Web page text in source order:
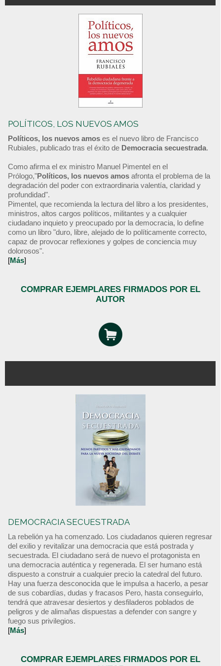
POLÍTICOS, LOS NUEVOS AMOS
Políticos, los nuevos amos es el nuevo libro de Francisco
Rubiales, publicado tras el éxito de Democracia secuestrada.
Como afirma el ex ministro Manuel Pimentel en el
Prólogo,"Políticos, los nuevos amos afronta el problema de la
degradación del poder con extraordinaria valentía, claridad y
profundidad".
Pimentel, que recomienda la lectura del libro a los presidentes,
ministros, altos cargos políticos, militantes y a cualquier
ciudadano inquieto y preocupado por la democracia, lo define
como un libro "duro, libre, alejado de lo políticamente correcto,
capaz de provocar reflexiones y golpes de conciencia muy
dolorosos".
[Más]
COMPRAR EJEMPLARES FIRMADOS POR EL
AUTOR
DEMOCRACIA SECUESTRADA
La rebelión ya ha comenzado. Los ciudadanos quieren regresar
del exilio y revitalizar una democracia que está postrada y
secuestrada. El ciudadano será de nuevo el protagonista en
una democracia auténtica y regenerada. El ser humano está
dispuesto a construir a cualquier precio la catedral del futuro.
Hay una fuerza desconocida que le impulsa a hacerlo, a pesar
de sus cobardías, dudas y fracasos Pero, hasta conseguirlo,
tendrá que atravesar desiertos y desfiladeros poblados de
peligros y de alimañas dispuestas a defender con sangre y
fuego sus privilegios.
[Más]
COMPRAR EJEMPLARES FIRMADOS POR EL